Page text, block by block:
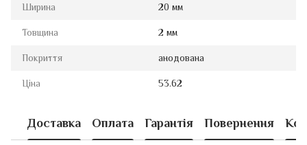
Ширина 20 мм
Товщина 2 мм
Покриття анодована
Ціна 53.62
Доставка Оплата Гарантія Повернення